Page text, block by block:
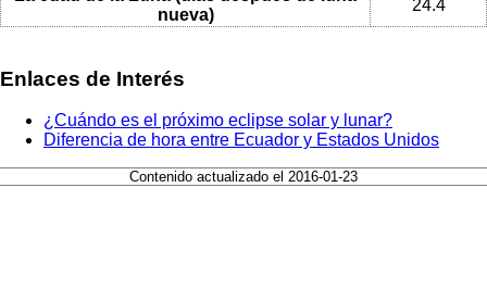
nueva)
24.4
Enlaces de Interés
¿Cuándo es el próximo eclipse solar y lunar?
Diferencia de hora entre Ecuador y Estados Unidos
Contenido actualizado el 2016-01-23